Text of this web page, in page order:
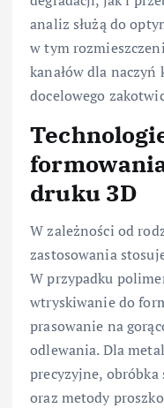
analiz służą do
w tym
kanałów dla
docelowego
druku 3D
W zależności od
zastosowania
W przypadku
wtryskiwanie do
prasowanie na
odlewania. Dla
precyzyjne,
oraz metody